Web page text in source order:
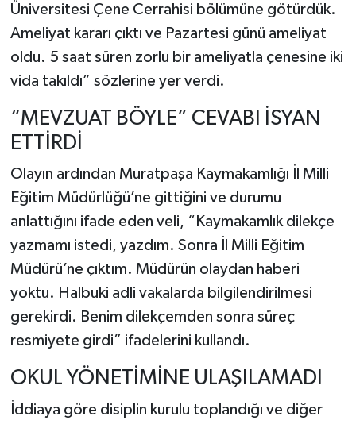
Üniversitesi Çene Cerrahisi bölümüne götürdük.
Ameliyat kararı çıktı ve Pazartesi günü ameliyat
oldu. 5 saat süren zorlu bir ameliyatla çenesine iki
vida takıldı” sözlerine yer verdi.
“MEVZUAT BÖYLE” CEVABI İSYAN
ETTİRDİ
Olayın ardından Muratpaşa Kaymakamlığı İl Milli
Eğitim Müdürlüğü’ne gittiğini ve durumu
anlattığını ifade eden veli, “Kaymakamlık dilekçe
yazmamı istedi, yazdım. Sonra İl Milli Eğitim
Müdürü’ne çıktım. Müdürün olaydan haberi
yoktu. Halbuki adli vakalarda bilgilendirilmesi
gerekirdi. Benim dilekçemden sonra süreç
resmiyete girdi” ifadelerini kullandı.
OKUL YÖNETİMİNE ULAŞILAMADI
İddiaya göre disiplin kurulu toplandığı ve diğer